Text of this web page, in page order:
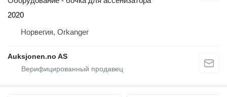
2020
Норвегия, Orkanger
Auksjonen.no AS